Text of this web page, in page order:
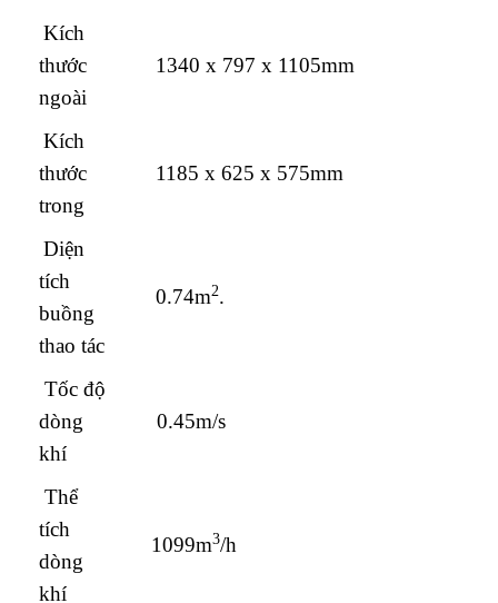
Kích
thước
ngoài
1340 x 797 x 1105mm
Kích
thước
trong
1185 x 625 x 575mm
Diện
tích
buồng
thao tác
0.74m2.
Tốc độ
dòng
khí
0.45m/s
Thể
tích
dòng
khí
1099m3/h